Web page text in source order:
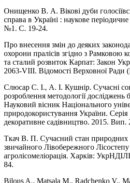
Онищенко В. А. Вікові дуби
справа в Україні : наукове
№1. С. 19-24.
Про внесення змін до деяких
охорони пралісів згідно з Рамковою
та сталий розвиток Карпат: Закон
2063-VIII. Відомості Верховної
Слюсар С. І., А. І. Кушнір. Сучасні
розроблення методології досліджень
Науковий вісник Національного
природокористування України. Серія
декоративне садівництво. 2015.
Ткач В. П. Сучасний стан природних
звичайного Лівобережного
агролісомеліорація. Харків:
84.
Bilous A., Matsala M., Radchenko V.,